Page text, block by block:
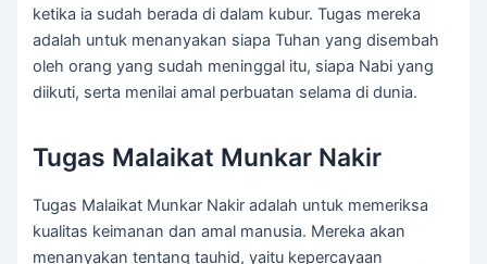
ketika ia sudah berada di dalam kubur. Tugas mereka
adalah untuk menanyakan siapa Tuhan yang disembah
oleh orang yang sudah meninggal itu, siapa Nabi yang
diikuti, serta menilai amal perbuatan selama di dunia.
Tugas Malaikat Munkar Nakir
Tugas Malaikat Munkar Nakir adalah untuk memeriksa
kualitas keimanan dan amal manusia. Mereka akan
menanyakan tentang tauhid, yaitu kepercayaan